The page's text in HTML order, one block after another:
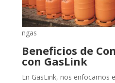
ngas
Beneficios de
con GasLink
En GasLink, nos enfocamos